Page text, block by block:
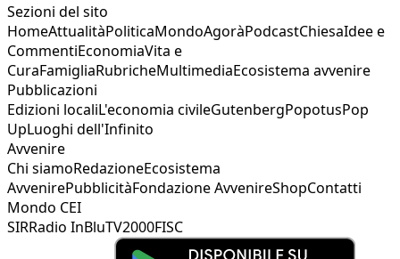
Sezioni del sito
HomeAttualitàPoliticaMondoAgoràPodcastChiesaIdee e
CommentiEconomiaVita e
CuraFamigliaRubricheMultimediaEcosistema avvenire
Pubblicazioni
Edizioni localiL'economia civileGutenbergPopotusPop
UpLuoghi dell'Infinito
Avvenire
Chi siamoRedazioneEcosistema
AvvenirePubblicitàFondazione AvvenireShopContatti
Mondo CEI
SIRRadio InBluTV2000FISC